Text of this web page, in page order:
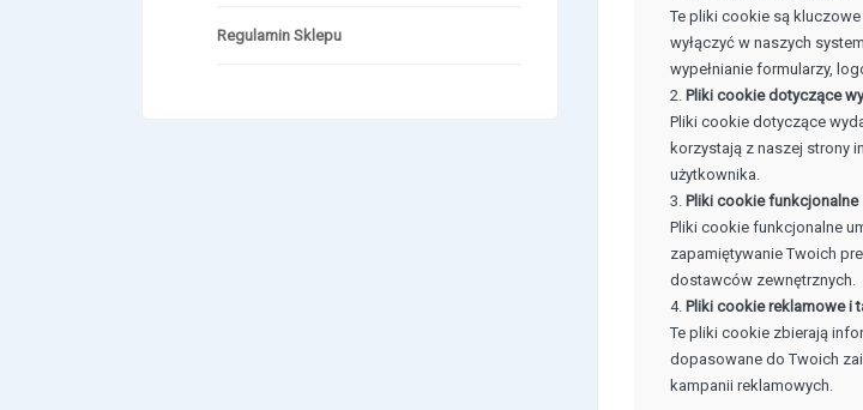
Regulamin Sklepu
Te pliki cookie są
wyłączyć w naszych
wypełnianie formularzy,
2. Pliki cookie dotyczące
Pliki cookie dotyczące
korzystają z naszej strony
użytkownika.
3. Pliki cookie funkcjonalne
Pliki cookie funkcjonalne
zapamiętywanie Twoich
dostawców zewnętrznych.
4. Pliki cookie reklamowe i
Te pliki cookie zbierają
dopasowane do Twoich
kampanii reklamowych.